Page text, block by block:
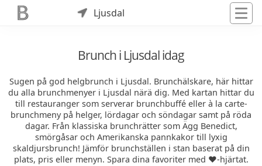
Ljusdal
Brunch i Ljusdal idag
Sugen på god helgbrunch i Ljusdal. Brunchälskare, här hittar
du alla brunchmenyer i Ljusdal närä dig. Med kartan hittar du
till restauranger som serverar brunchbuffé eller à la carte-
brunchmeny på helger, lördagar och söndagar samt på röda
dagar. Från klassiska brunchrätter som Ägg Benedict,
smörgåsar och Amerikanska pannkakor till lyxig
skaldjursbrunch! Jämför brunchställen i stan baserat på din
plats, pris eller menyn. Spara dina favoriter med ❤️-hjärtat.